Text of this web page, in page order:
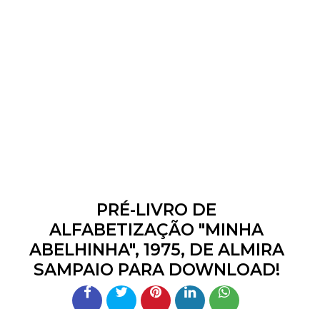
PRÉ-LIVRO DE
ALFABETIZAÇÃO "MINHA
ABELHINHA", 1975, DE ALMIRA
SAMPAIO PARA DOWNLOAD!